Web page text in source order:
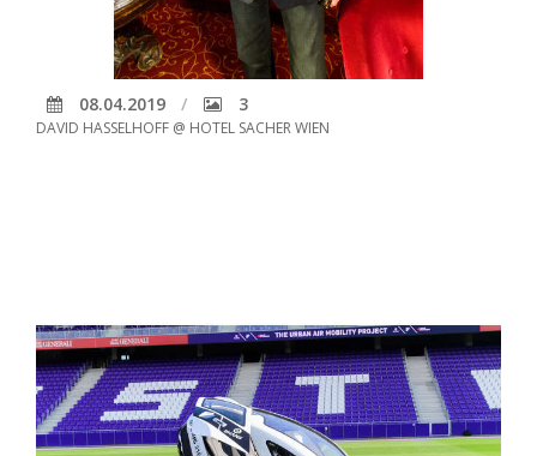
08.04.2019 3
DAVID HASSELHOFF @ HOTEL SACHER WIEN